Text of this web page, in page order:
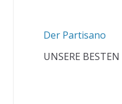
Der Partisano
UNSERE BESTEN